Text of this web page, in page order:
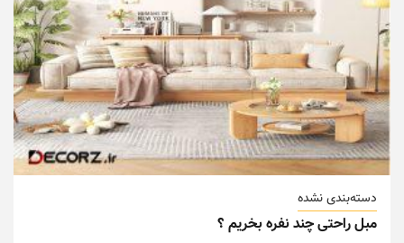
دسته‌بندی نشده
مبل راحتی چند نفره بخریم ؟